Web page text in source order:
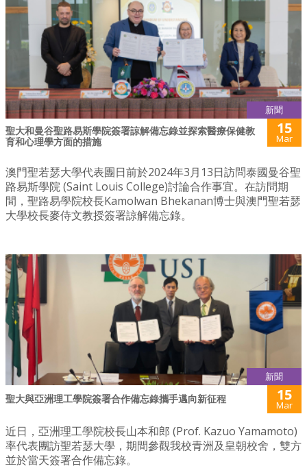
新聞
聖大和曼谷聖路易斯學院簽署諒解備忘錄並探索醫療保健教
育和心理學方面的措施
15
Mar
澳門聖若瑟大學代表團日前於2024年3月13日訪問泰國曼谷聖
路易斯學院 (Saint Louis College)討論合作事宜。在訪問期
間，聖路易學院校長Kamolwan Bhekanan博士與澳門聖若瑟
大學校長麥侍文教授簽署諒解備忘錄。
新聞
聖大與亞洲理工學院簽署合作備忘錄攜手邁向新征程 15
Mar
近日，亞洲理工學院校長山本和郎 (Prof. Kazuo Yamamoto)
率代表團訪聖若瑟大學，期間參觀我校青洲及皇朝校舍，雙方
並於當天簽署合作備忘錄。